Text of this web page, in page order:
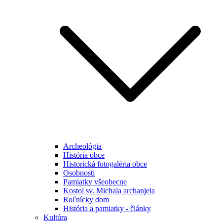
Archeológia
História obce
Historická fotogaléria obce
Osobnosti
Pamiatky všeobecne
Kostol sv. Michala archanjela
Roľnícky dom
História a pamiatky - články
Kultúra